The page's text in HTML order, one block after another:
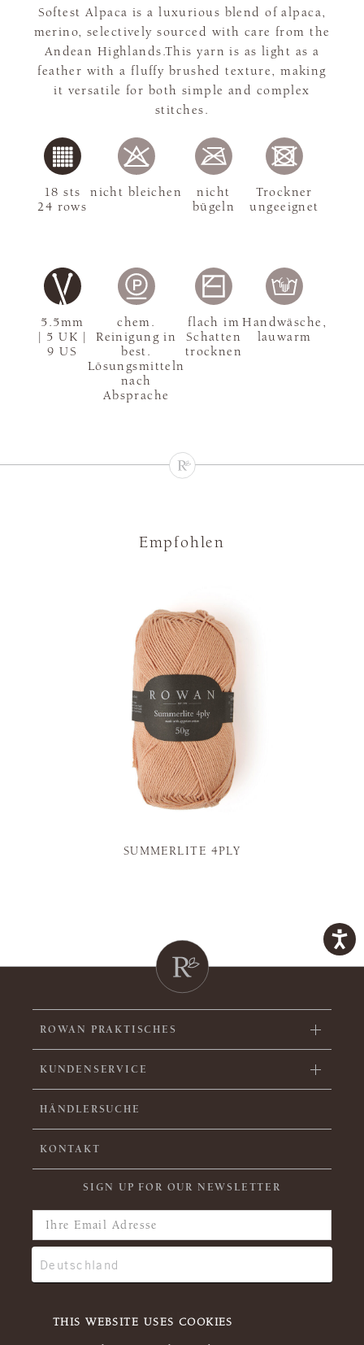
THIS WEBSITE USES COOKIES
Softest Alpaca is a luxurious blend of alpaca,
merino, selectively sourced with care from the
Andean Highlands.This yarn is as light as a
feather with a fluffy brushed texture, making
it versatile for both simple and complex
stitches.
5.5mm
| 5 UK |
9 US
18 sts
24 rows
nicht bleichen
nicht
bügeln
Trockner
ungeeignet
chem.
Reinigung in
best.
Lösungsmitteln
nach
Absprache
flach im
Schatten
trocknen
Handwäsche,
lauwarm
Empfohlen
SUMMERLITE 4PLY
ROWAN PRAKTISCHES
KUNDENSERVICE
HÄNDLERSUCHE
KONTAKT
SIGN UP FOR OUR NEWSLETTER